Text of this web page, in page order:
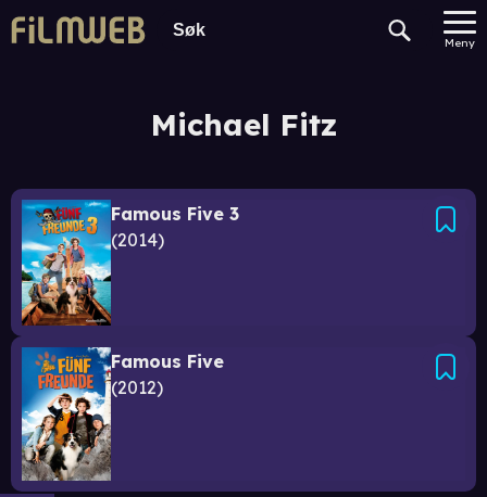
Meny
Michael Fitz
Famous Five 3
2014
Famous Five
2012